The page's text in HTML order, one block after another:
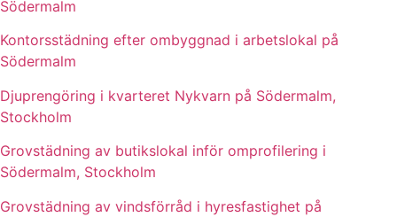
Södermalm
Kontorsstädning efter ombyggnad i arbetslokal på
Södermalm
Djuprengöring i kvarteret Nykvarn på Södermalm,
Stockholm
Grovstädning av butikslokal inför omprofilering i
Södermalm, Stockholm
Grovstädning av vindsförråd i hyresfastighet på